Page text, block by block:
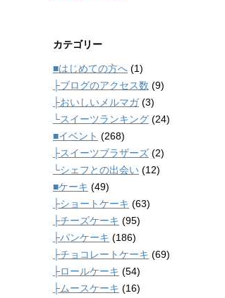
カテゴリー
■はじめての方へ (1)
├ブログのアクセス数 (9)
├おいしいメルマガ(3)
└スイーツランキング (24)
■イベント (268)
├スイーツブラザーズ (2)
└シェフとの出会い (12)
■ケーキ (49)
├ショートケーキ (63)
├チーズケーキ (95)
├パンケーキ (186)
├チョコレートケーキ (69)
├ロールケーキ (54)
├ムースケーキ (16)